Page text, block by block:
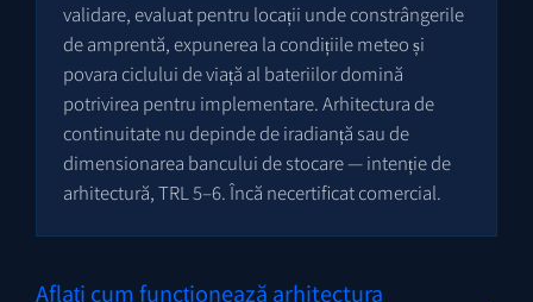
validare, evaluat pentru locații unde constrângerile
de amprentă, expunerea la condițiile meteo și
povara ciclului de viață al bateriilor domină
potrivirea pentru implementare. Arhitectura de
continuitate nu depinde de iradianță sau de
dimensionarea bancului de stocare — intenție de
arhitectură, TRL 5–6. Încă necertificat comercial.
Aflați cum funcționează arhitectura